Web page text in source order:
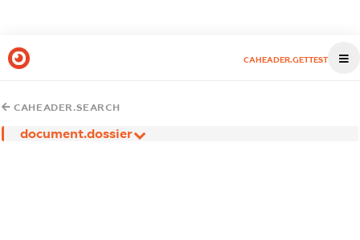
CAHEADER.GETTEST
CAHEADER.SEARCH
document.dossier